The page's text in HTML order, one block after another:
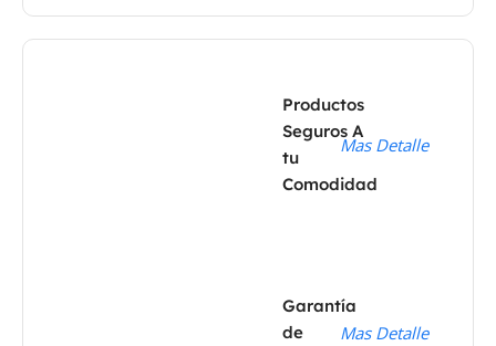
Productos
Seguros A
tu
Comodidad
Mas Detalle
Garantía
de
Mas Detalle